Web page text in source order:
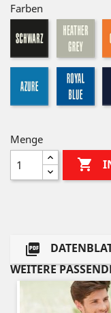
Farben
schwarz
grey
azure
Menge


WEITERE